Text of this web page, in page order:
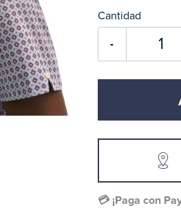
Cantidad
-
💳 ¡Paga con